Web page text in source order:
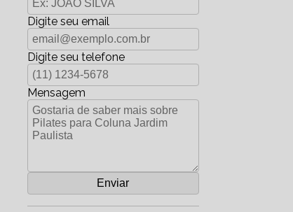
Digite seu email
Digite seu telefone
Mensagem